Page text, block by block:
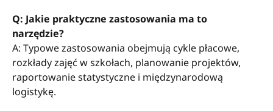
Q: Jakie praktyczne zastosowania ma to
narzędzie?
A: Typowe zastosowania obejmują cykle płacowe,
rozkłady zajęć w szkołach, planowanie projektów,
raportowanie statystyczne i międzynarodową
logistykę.